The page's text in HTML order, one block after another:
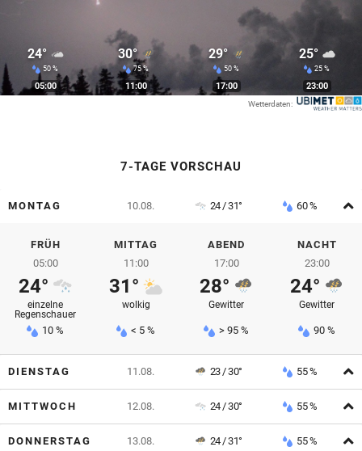
24°
50 %
05:00
30°
75 %
11:00
29°
50 %
17:00
25°
25 %
23:00
Wetterdaten:
7-TAGE VORSCHAU
MONTAG 10.08. 24 / 31° 60 %
FRÜH
05:00
24°
einzelne
Regenschauer
10 %
MITTAG
11:00
31°
wolkig
< 5 %
ABEND
17:00
28°
Gewitter
> 95 %
NACHT
23:00
24°
Gewitter
90 %
DIENSTAG 11.08. 23 / 30° 55 %
MITTWOCH 12.08. 24 / 30° 55 %
DONNERSTAG 13.08. 24 / 31° 55 %